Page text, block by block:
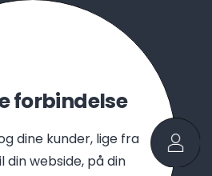
forbindelse
dine kunder, lige fra
din webside, på din